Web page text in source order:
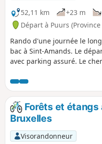
52,11 km
+23 m
Départ à Puurs
Rando d'une journée le
bac à Sint-Amands. Le
avec parking assuré. Le
pouvant être effectuée en
Forêts et étangs
Bruxelles
Visorandonneur